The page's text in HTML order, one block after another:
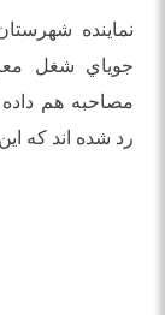
نماينده
جوياي شغل
مصاحبه هم
رد شده اند كه